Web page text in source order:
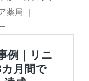
薬局 ｜